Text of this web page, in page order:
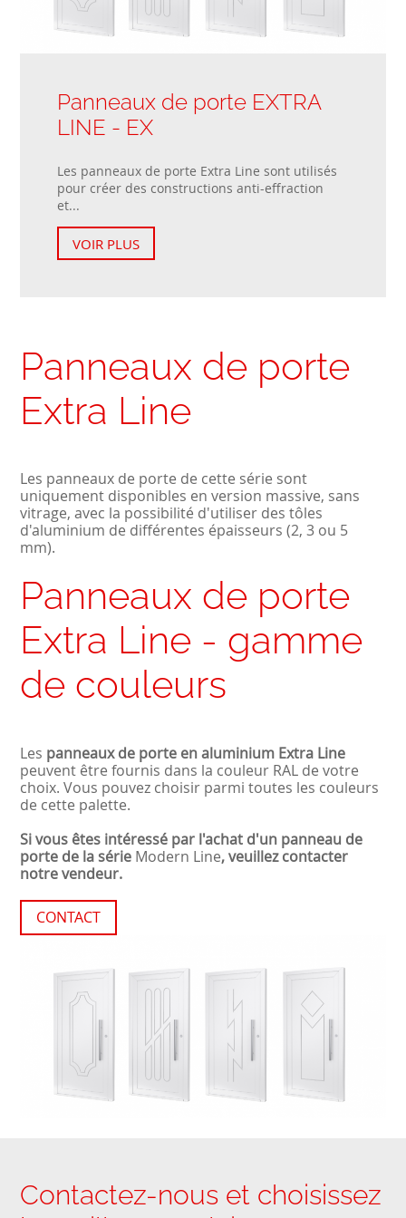
Panneaux de porte EXTRA
LINE - EX
Les panneaux de porte Extra Line sont utilisés
pour créer des constructions anti-effraction
et...
VOIR PLUS
Panneaux de porte
Extra Line
Les panneaux de porte de cette série sont
uniquement disponibles en version massive, sans
vitrage, avec la possibilité d'utiliser des tôles
d'aluminium de différentes épaisseurs (2, 3 ou 5
mm).
Panneaux de porte
Extra Line - gamme
de couleurs
Les panneaux de porte en aluminium Extra Line
peuvent être fournis dans la couleur RAL de votre
choix. Vous pouvez choisir parmi toutes les couleurs
de cette palette.
Si vous êtes intéressé par l'achat d'un panneau de
porte de la série Modern Line, veuillez contacter
notre vendeur.
CONTACT
Contactez-nous et choisissez